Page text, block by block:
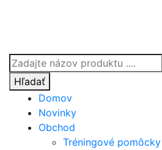
Products
search
Hľadať
Domov
Novinky
Obchod
Tréningové pomôcky